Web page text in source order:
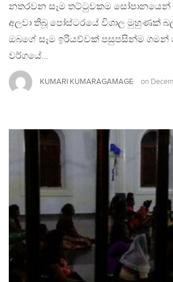
නතරවන සෑම තට්ටුවකම සෝපානයෙන්
අලවා තිබූ පෝස්ටරයේ විශාල මුහුණක්
ඔබගේ සෑම ඉරියව්වක් පසුපසින්ම ගමන්
වර්ගයේ…
KUMARI KUMARAGAMAGE on